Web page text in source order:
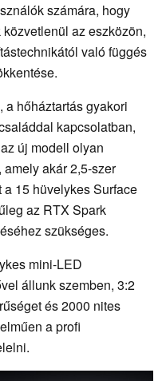
számára, hogy
az eszközön,
való függés
a hőháztartás gyakori
kapcsolatban,
új modell olyan
akár 2,5-szer
15 hüvelykes Surface
az RTX Spark
szükséges.
mini-LED
állunk szemben, 3:2
és 2000 nites
a profi